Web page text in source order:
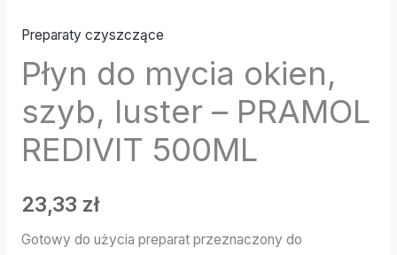
Preparaty czyszczące
Płyn do mycia okien,
szyb, luster – PRAMOL
REDIVIT 500ML
23,33 zł
Gotowy do użycia preparat przeznaczony do